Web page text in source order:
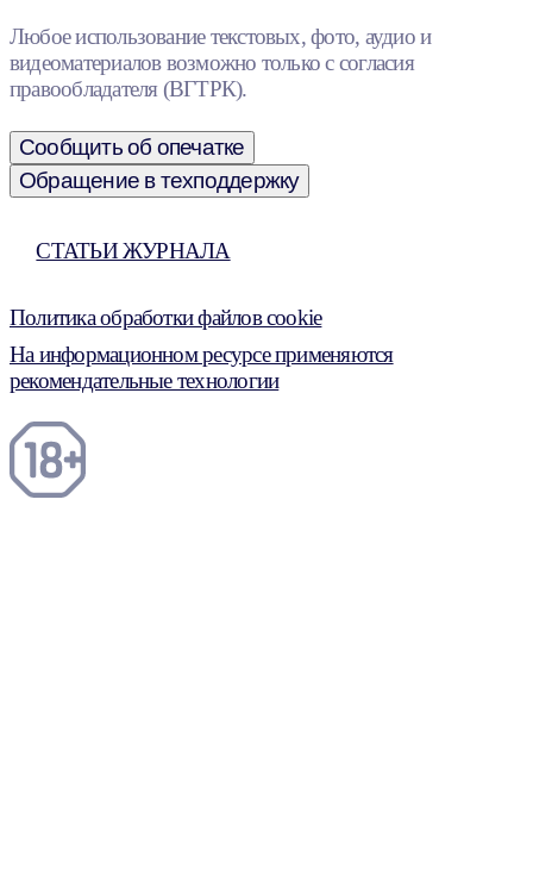
Любое использование текстовых, фото, аудио и
видеоматериалов возможно только с согласия
правообладателя (ВГТРК).
Сообщить об опечатке
Обращение в техподдержку
СТАТЬИ ЖУРНАЛА
Политика обработки файлов cookie
На информационном ресурсе применяются
рекомендательные технологии